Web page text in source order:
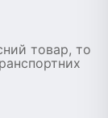
товар, то